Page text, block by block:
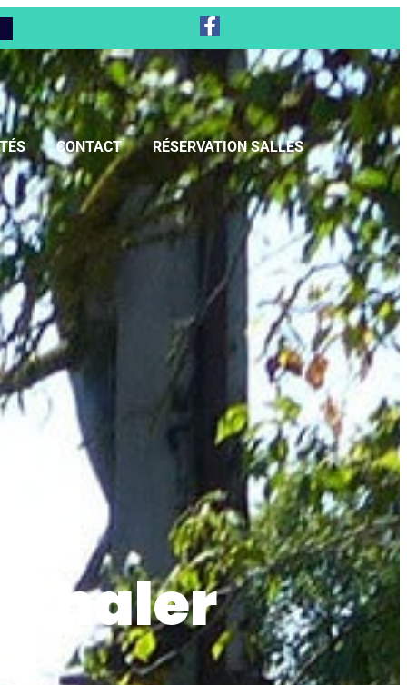
CONTACT RÉSERVATION SALLES